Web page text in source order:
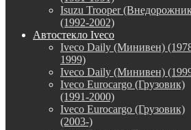
Isuzu Trooper
(1992-2002)
Автостекло Iveco
Iveco Daily (Минивен)
1999)
Iveco Daily (Минивен)
Iveco Eurocargo (Грузовик)
(1991-2000)
Iveco Eurocargo (Грузовик)
(2003-)